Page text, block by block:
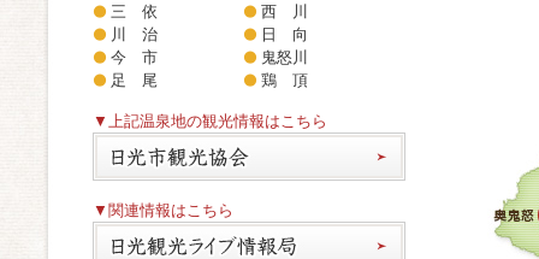
三 依
西 川
川 治
日 向
今 市
鬼怒川
足 尾
鶏 頂
▼上記温泉地の観光情報はこちら
▼関連情報はこちら